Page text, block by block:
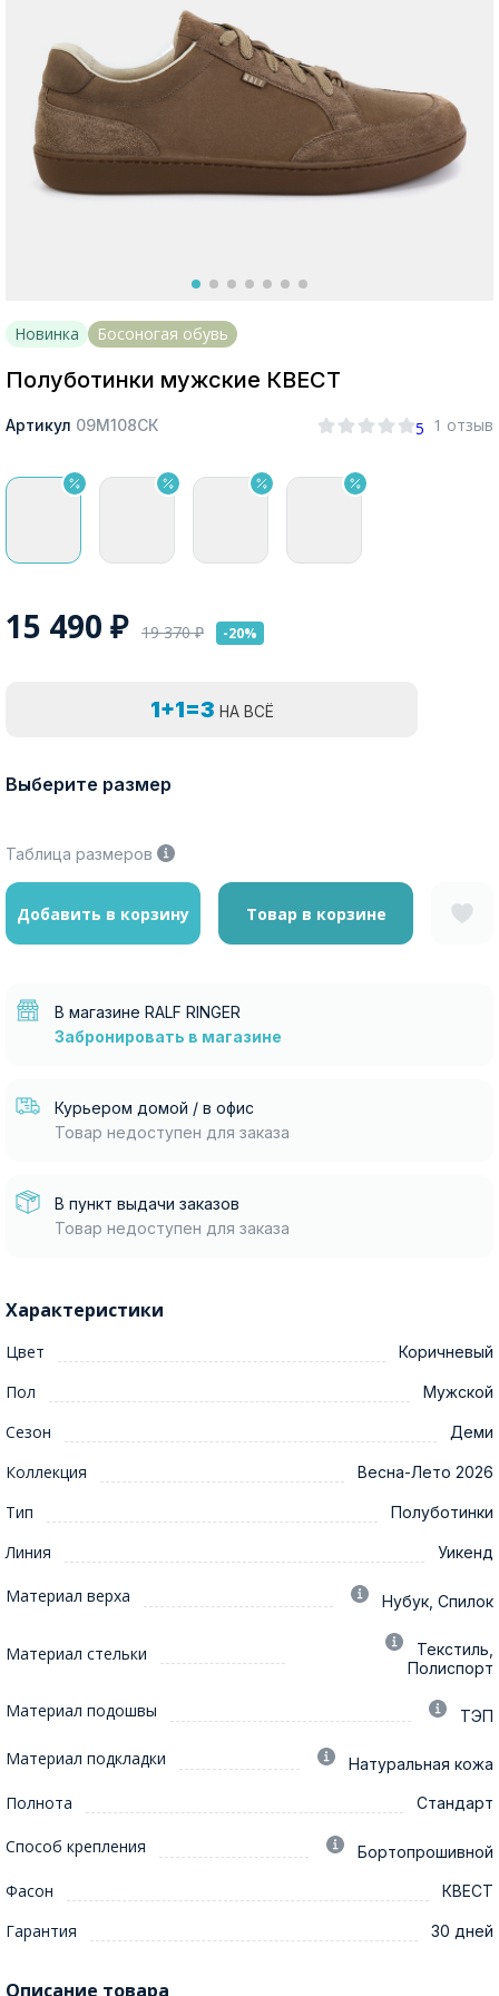
Москва
Покупателям
Новинка Босоногая обувь
Полуботинки мужские КВЕСТ
Артикул 09М108СК 5 1 отзыв
15 490 ₽ 19 370₽ -20%
1+1=3 НА ВСЁ
Выберите размер
Таблица размеров
Добавить в корзину Товар в корзине
В магазине RALF RINGER
Забронировать в магазине
Курьером домой / в офис
Товар недоступен для заказа
В пункт выдачи заказов
Товар недоступен для заказа
Характеристики
Цвет Коричневый
Пол Мужской
Сезон Деми
Коллекция Весна-Лето 2026
Тип Полуботинки
Линия Уикенд
Материал верха Нубук, Спилок
Материал стельки
Текстиль,
Полиспорт
Материал подошвы ТЭП
Материал подкладки Натуральная кожа
Полнота Стандарт
Способ крепления Бортопрошивной
Фасон КВЕСТ
Гарантия 30 дней
Описание товара